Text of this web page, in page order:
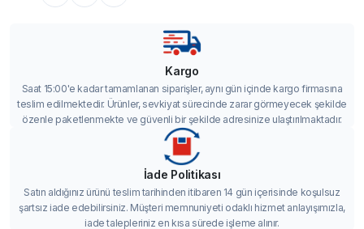
Kargo
Saat 15:00'e kadar tamamlanan siparişler, aynı gün içinde kargo firmasına
teslim edilmektedir. Ürünler, sevkiyat sürecinde zarar görmeyecek şekilde
özenle paketlenmekte ve güvenli bir şekilde adresinize ulaştırılmaktadır.
İade Politikası
Satın aldığınız ürünü teslim tarihinden itibaren 14 gün içerisinde koşulsuz
şartsız iade edebilirsiniz. Müşteri memnuniyeti odaklı hizmet anlayışımızla,
iade talepleriniz en kısa sürede işleme alınır.